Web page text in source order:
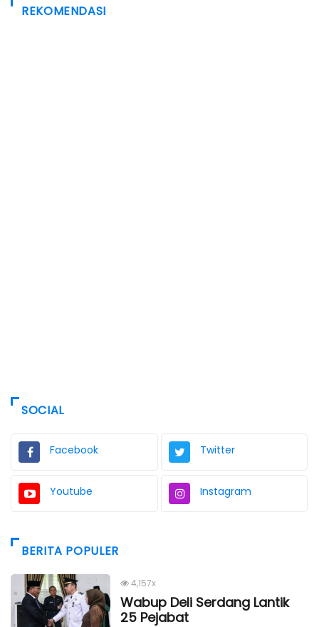
REKOMENDASI
SOCIAL
Facebook Twitter
Youtube Instagram
BERITA POPULER
4,157x
Wabup Deli Serdang Lantik
25 Pejabat